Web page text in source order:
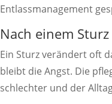
Entlassmanagement
Nach einem
Ein Sturz verändert oft
bleibt die Angst. Die
schlechter und der